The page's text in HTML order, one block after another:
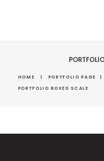
HOME | PORTFOLIO PAGE |
PORTFOLIO BOXED SCALE